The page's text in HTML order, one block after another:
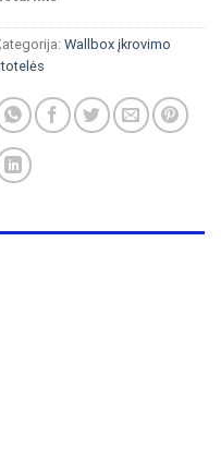
Wallbox įkrovimo